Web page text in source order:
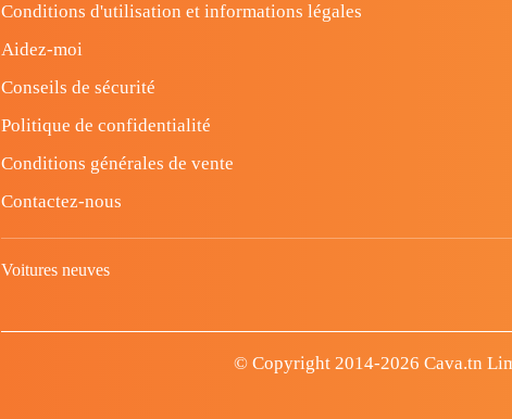
Conditions d'utilisation et informations légales
Aidez-moi
Conseils de sécurité
Politique de confidentialité
Conditions générales de vente
Contactez-nous
Voitures neuves
© Copyright 2014-2026 Cava.tn